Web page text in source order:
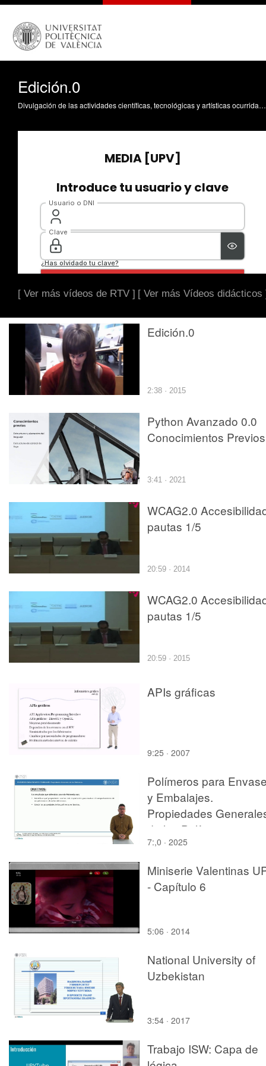
Edición.0
Divulgación de las actividades científicas, tecnológicas y artísticas ocurridas en los tres campus de la UPV
[ Ver más vídeos de RTV ] [ Ver más Vídeos didácticos
Edición.0
2:38 · 2015
Python Avanzado 0.0
Conocimientos Previos
3:41 · 2021
WCAG2.0
pautas 1/5
20:59 · 2014
WCAG2.0
pautas 1/5
20:59 · 2015
APIs gráficas
9:25 · 2007
Polímeros para
y Embalajes.
Propiedades
de los Polímeros.
7:,0 · 2025
Miniserie Valentinas
- Capítulo 6
5:06 · 2014
National University of
Uzbekistan
3:54 · 2017
Trabajo ISW: Capa de